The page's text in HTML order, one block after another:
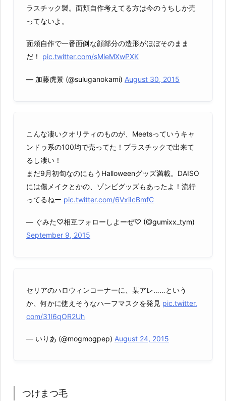
ラスチック製。面頬自作考えてる方は今のうちしか売
ってないよ。
面頬自作で一番面倒な顔部分の造形がほぼそのまま
だ！ pic.twitter.com/sMieMXwPXK
— 加藤虎景 (@suluganokami) August 30, 2015
こんな凄いクオリティのものが、Meetsっていうキャ
ンドゥ系の100均で売ってた！プラスチックで出来て
るし凄い！
まだ9月初旬なのにもうHalloweenグッズ満載。DAISO
には傷メイクとかの、ゾンビグッズもあったよ！流行
ってるねー pic.twitter.com/6VxiIcBmfC
— ぐみた♡相互フォローしよーぜ♡ (@gumixx_tym)
September 9, 2015
セリアのハロウィンコーナーに、某アレ……という
か、何かに使えそうなハーフマスクを発見 pic.twitter.
com/31l6qOR2Uh
— いりあ (@mogmogpep) August 24, 2015
つけまつ毛